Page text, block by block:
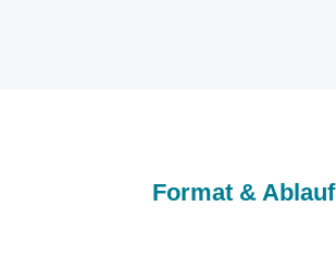
Format & Ablauf